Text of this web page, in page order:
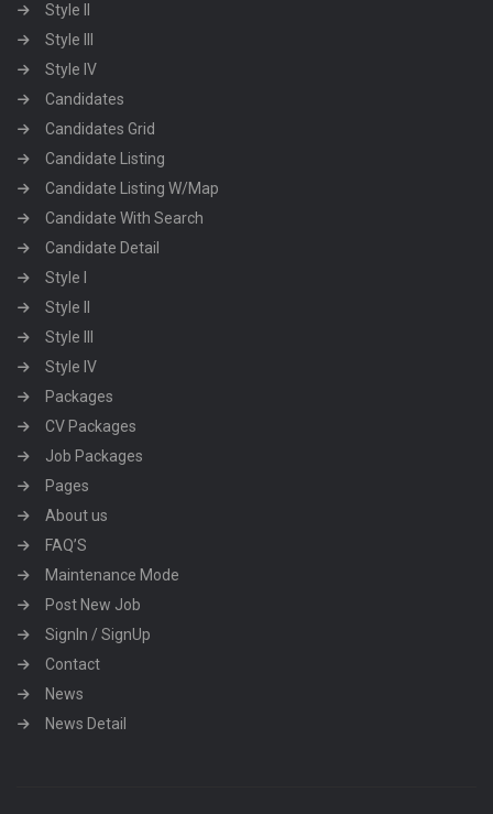
Style II
Style III
Style IV
Candidates
Candidates Grid
Candidate Listing
Candidate Listing W/Map
Candidate With Search
Candidate Detail
Style I
Style II
Style III
Style IV
Packages
CV Packages
Job Packages
Pages
About us
FAQ’S
Maintenance Mode
Post New Job
SignIn / SignUp
Contact
News
News Detail